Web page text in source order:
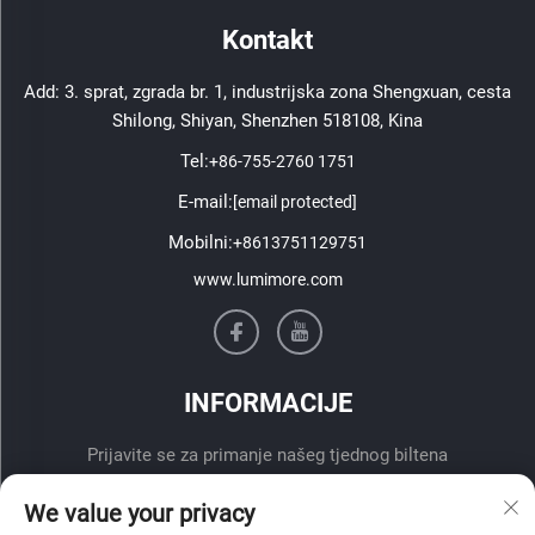
Kontakt
Add: 3. sprat, zgrada br. 1, industrijska zona Shengxuan, cesta
Shilong, Shiyan, Shenzhen 518108, Kina
Tel:+86-755-2760 1751
E-mail:[email protected]
Mobilni:+8613751129751
www.lumimore.com
INFORMACIJE
Prijavite se za primanje našeg tjednog biltena
We value your privacy